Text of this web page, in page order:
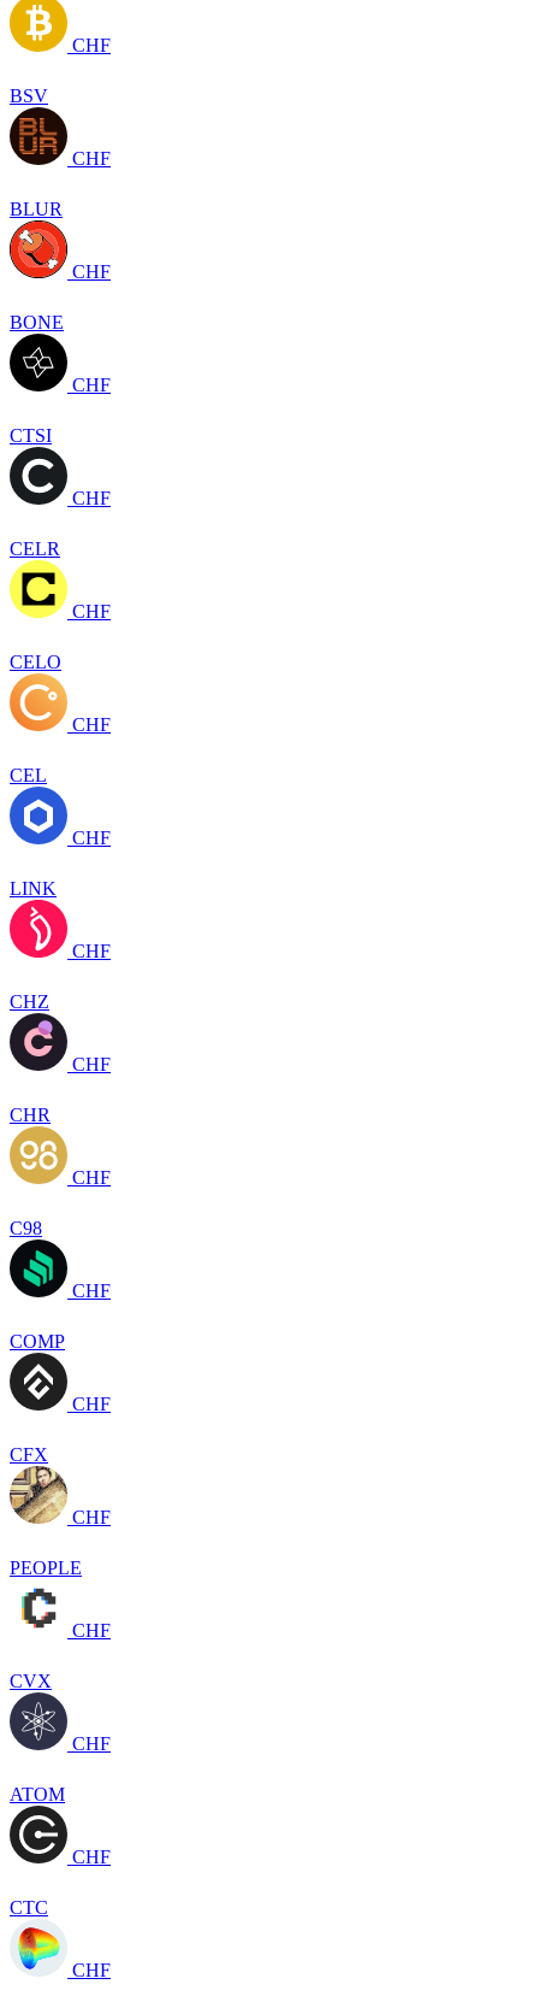
CHF
BSV
CHF
BLUR
CHF
BONE
CHF
CTSI
CHF
CELR
CHF
CELO
CHF
CEL
CHF
LINK
CHF
CHZ
CHF
CHR
CHF
C98
CHF
COMP
CHF
CFX
CHF
PEOPLE
CHF
CVX
CHF
ATOM
CHF
CTC
CHF